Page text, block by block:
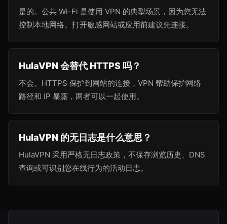
是的。公共 Wi-Fi 是使用 VPN 的典型场景，因为您无法
控制本地网络。打开敏感网站或应用前建议先连接。
HulaVPN 会替代 HTTPS 吗？
不会。HTTPS 保护到网站的连接，VPN 帮助保护网络
路径和 IP 暴露，两者可以一起使用。
HulaVPN 的无日志是什么意思？
HulaVPN 采用严格无日志政策，不保存浏览历史、DNS
查询或可识别您在线行为的活动日志。